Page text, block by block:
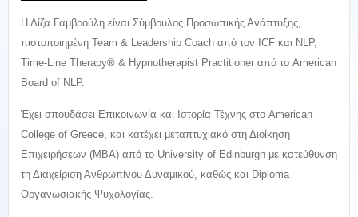
Η Λίζα Γαμβρούλη είναι Σύμβουλος Προσωπικής Ανάπτυξης,
πιστοποιημένη Team & Leadership Coach από τον ICF και NLP,
Time-Line Therapy® & Hypnotherapist Practitioner από το American
Board of NLP.
Έχει σπουδάσει Επικοινωνία και Ιστορία Τέχνης στο American
College of Greece, και κατέχει μεταπτυχιακό στη Διοίκηση
Επιχειρήσεων (MBA) από το University of Edinburgh με κατεύθυνση
τη Διαχείριση Ανθρωπίνου Δυναμικού, καθώς και Diploma
Οργανωσιακής Ψυχολογίας.